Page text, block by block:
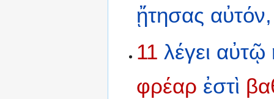
ᾔτησας αὐτόν,
11 λέγει αὐτῷ
φρέαρ ἐστὶ